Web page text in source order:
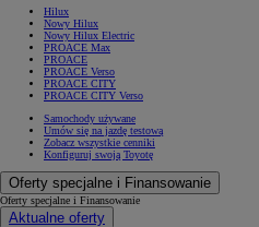
Hilux
Nowy Hilux
Nowy Hilux Electric
PROACE Max
PROACE
PROACE Verso
PROACE CITY
PROACE CITY Verso
Samochody używane
Umów się na jazdę testową
Zobacz wszystkie cenniki
Konfiguruj swoją Toyotę
Oferty specjalne i Finansowanie
Oferty specjalne i Finansowanie
Aktualne oferty